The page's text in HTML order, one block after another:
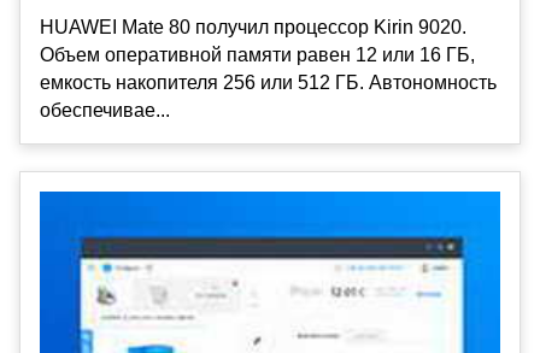
HUAWEI Mate 80 получил процессор Kirin 9020.
Объем оперативной памяти равен 12 или 16 ГБ,
емкость накопителя 256 или 512 ГБ. Автономность
обеспечивае...